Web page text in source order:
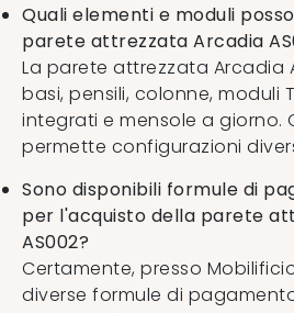
Quali elementi e moduli
parete attrezzata Arcadia
La parete attrezzata Arcadia
basi, pensili, colonne, moduli
integrati e mensole a giorno.
permette configurazioni
Sono disponibili formule di
per l'acquisto della parete
AS002?
Certamente, presso
diverse formule di